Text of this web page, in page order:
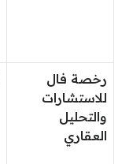
رخصة فال
للاستشارات
والتحليل
العقاري